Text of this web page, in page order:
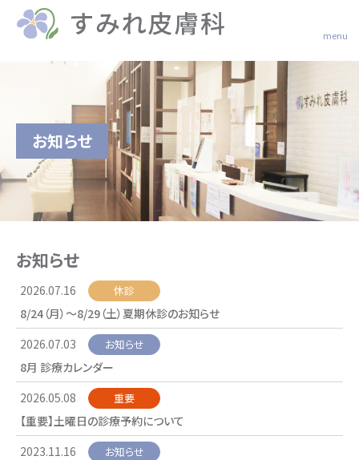
お知らせ
お知らせ
2026.07.16 休診
8/24（月）～8/29（土）夏期休診のお知らせ
2026.07.03
お知らせ
8月 診療カレンダー
2026.05.08
重要
【重要】土曜日の診療予約について
2023.11.16
お知らせ
menu